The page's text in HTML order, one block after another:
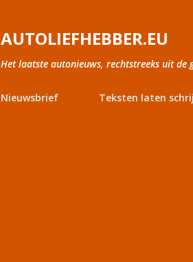
AUTOLIEFHEBBER.EU
Het laatste autonieuws, rechtstreeks uit de
Nieuwsbrief Teksten laten